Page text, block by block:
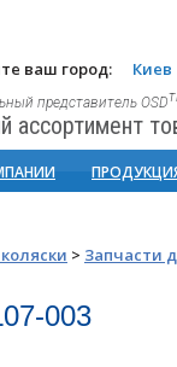
ваш город: Киев
представитель OSD
ассортимент
> Запчасти
003